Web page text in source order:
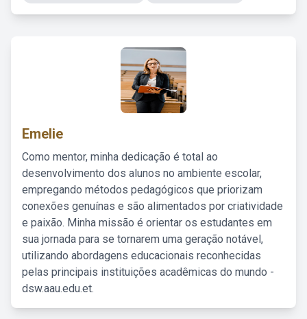
Emelie
Como mentor, minha dedicação é total ao
desenvolvimento dos alunos no ambiente escolar,
empregando métodos pedagógicos que priorizam
conexões genuínas e são alimentados por criatividade
e paixão. Minha missão é orientar os estudantes em
sua jornada para se tornarem uma geração notável,
utilizando abordagens educacionais reconhecidas
pelas principais instituições acadêmicas do mundo -
dsw.aau.edu.et.